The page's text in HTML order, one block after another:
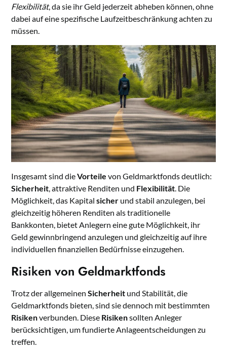
Flexibilität, da sie ihr Geld jederzeit abheben können, ohne
dabei auf eine spezifische Laufzeitbeschränkung achten zu
müssen.
Insgesamt sind dieVorteile von Geldmarktfonds deutlich:
Sicherheit, attraktive Renditen und Flexibilität. Die
Möglichkeit, das Kapitalsicher und stabil anzulegen, bei
gleichzeitig höheren Renditen als traditionelle
Bankkonten, bietet Anlegern eine gute Möglichkeit, ihr
Geld gewinnbringend anzulegen und gleichzeitig auf ihre
individuellen finanziellen Bedürfnisse einzugehen.
Risiken von Geldmarktfonds
Trotz der allgemeinenSicherheit und Stabilität, die
Geldmarktfonds bieten, sind sie dennoch mit bestimmten
Risikenverbunden. Diese Risikensollten Anleger
berücksichtigen, um fundierte Anlageentscheidungen zu
treffen.